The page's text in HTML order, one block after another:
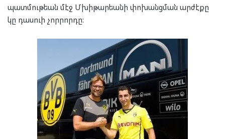
պատմութեան մէջ Մխիթարեանի փոխանցման արժէքը
կը դասուի չորրորդը: